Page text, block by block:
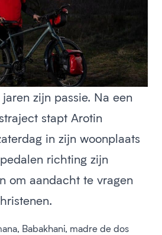
zijn passie. Na een
stapt Arotin
in zijn woonplaats
richting zijn
om aandacht te vragen
Babakhani, madre de dos